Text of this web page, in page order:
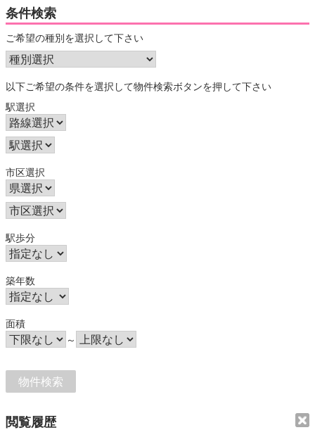
条件検索
ご希望の種別を選択して下さい
以下ご希望の条件を選択して物件検索ボタンを押して下さい
駅選択
市区選択
駅歩分
築年数
面積
～
閲覧履歴